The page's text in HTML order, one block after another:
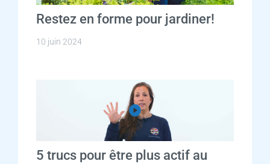
Restez en forme pour jardiner!
10 juin 2024
5 trucs pour être plus actif au